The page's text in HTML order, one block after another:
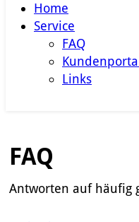
Home
Service
FAQ
Kundenportal
Links
FAQ
Antworten auf häufig